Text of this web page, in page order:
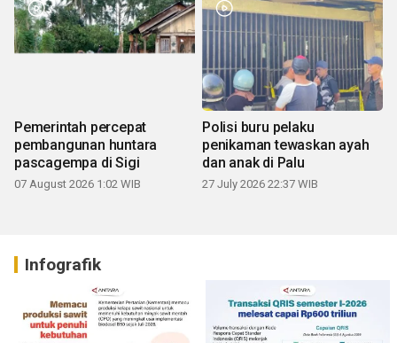
Pemerintah percepat
pembangunan huntara
pascagempa di Sigi
07 August 2026 1:02 WIB
Polisi buru pelaku
penikaman tewaskan ayah
dan anak di Palu
27 July 2026 22:37 WIB
Infografik